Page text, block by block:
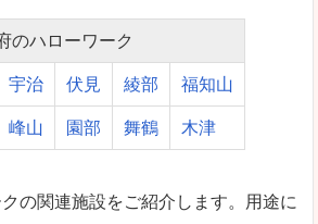
のハローワーク
宇治 伏見 綾部 福知山
峰山 園部 舞鶴 木津
の関連施設をご紹介します。用途に